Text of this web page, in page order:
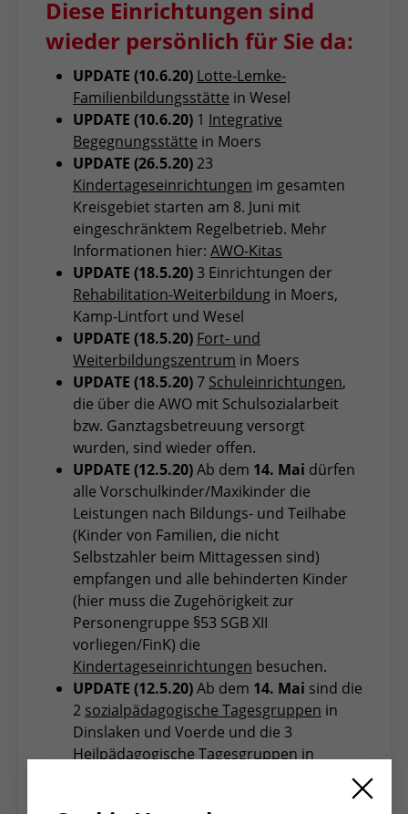
Diese Einrichtungen sind
wieder persönlich für Sie da:
UPDATE (10.6.20) Lotte-Lemke-
Familienbildungsstätte in Wesel
UPDATE (10.6.20) 1 Integrative
Begegnungsstätte in Moers
UPDATE (26.5.20) 23
Kindertageseinrichtungen im gesamten
Kreisgebiet starten am 8. Juni mit
eingeschränktem Regelbetrieb. Mehr
Informationen hier: AWO-Kitas
UPDATE (18.5.20) 3 Einrichtungen der
Rehabilitation-Weiterbildung in Moers,
Kamp-Lintfort und Wesel
UPDATE (18.5.20) Fort- und
Weiterbildungszentrum in Moers
UPDATE (18.5.20)7 Schuleinrichtungen,
die über die AWO mit Schulsozialarbeit
bzw. Ganztagsbetreuung versorgt
wurden, sind wieder offen.
UPDATE (12.5.20)Ab dem 14. Mai dürfen
alle Vorschulkinder/Maxikinder die
Leistungen nach Bildungs- und Teilhabe
(Kinder von Familien, die nicht
Selbstzahler beim Mittagessen sind)
empfangen und alle behinderten Kinder
(hier muss die Zugehörigkeit zur
Personengruppe §53 SGB XII
vorliegen/FinK) die
Kindertageseinrichtungen besuchen.
UPDATE (12.5.20)Ab dem 14. Mai sind die
2 sozialpädagogische Tagesgruppen in
Dinslaken und Voerde und die 3
Heilpädagogische Tagesgruppen in